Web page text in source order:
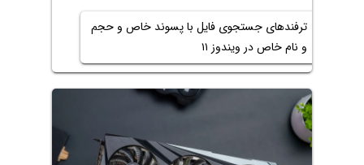
ترفندهای جستجوی فایل با پسوند خاص و حجم
و نام خاص در ویندوز ۱۱